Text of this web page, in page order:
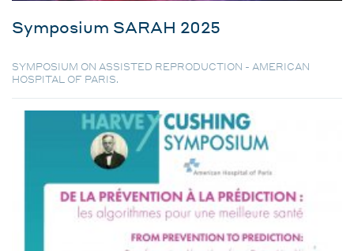
Symposium SARAH 2025
SYMPOSIUM ON ASSISTED REPRODUCTION - AMERICAN
HOSPITAL OF PARIS.